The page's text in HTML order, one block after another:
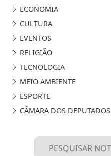
ECONOMIA
CULTURA
EVENTOS
RELIGIÃO
TECNOLOGIA
MEIO AMBIENTE
ESPORTE
CÂMARA DOS DEPUTADOS